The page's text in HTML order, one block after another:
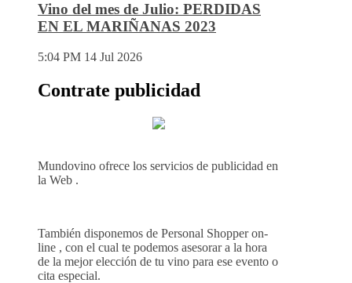
Vino del mes de Julio: PERDIDAS
EN EL MARIÑANAS 2023
5:04 PM 14 Jul 2026
Contrate publicidad
Mundovino ofrece los servicios de publicidad en
la Web .
También disponemos de Personal Shopper on-
line , con el cual te podemos asesorar a la hora
de la mejor elección de tu vino para ese evento o
cita especial.